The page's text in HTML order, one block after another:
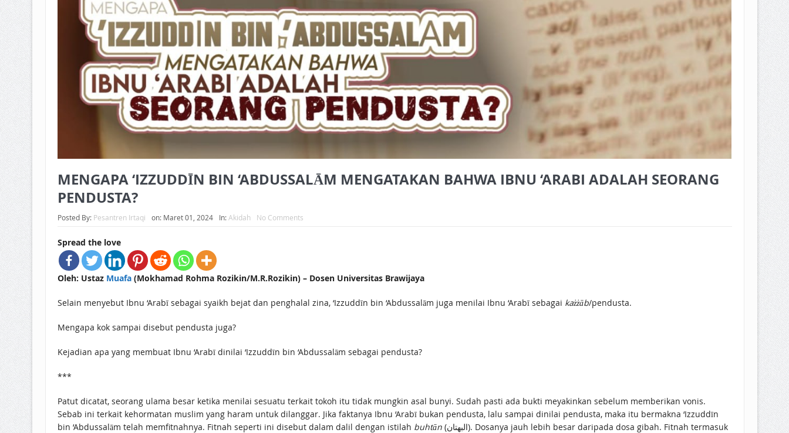
MENGAPA ‘IZZUDDĪN BIN ‘ABDUSSALĀM MENGATAKAN BAHWA IBNU ‘ARABI ADALAH SEORANG
PENDUSTA?
Posted By: Pesantren Irtaqi on: Maret 01, 2024 In:Akidah No Comments
Spread the love
Oleh: Ustaz Muafa(Mokhamad Rohma Rozikin/M.R.Rozikin) – Dosen Universitas Brawijaya
Selain menyebut Ibnu ‘Arabī sebagai syaikh bejat dan penghalal zina, ‘Izzuddīn bin ‘Abdussalām juga menilai Ibnu ‘Arabī sebagai każżāb/pendusta.
Mengapa kok sampai disebut pendusta juga?
Kejadian apa yang membuat Ibnu ‘Arabī dinilai ‘Izzuddīn bin ‘Abdussalām sebagai pendusta?
***
Patut dicatat, seorang ulama besar ketika menilai sesuatu terkait tokoh itu tidak mungkin asal bunyi. Sudah pasti ada bukti meyakinkan sebelum memberikan vonis.
Sebab ini terkait kehormatan muslim yang haram untuk dilanggar. Jika faktanya Ibnu ‘Arabī bukan pendusta, lalu sampai dinilai pendusta, maka itu bermakna ‘Izzuddīn
bin ‘Abdussalām telah memfitnahnya. Fitnah seperti ini disebut dalam dalil dengan istilah buhtān
(البهتان). Dosanya jauh lebih besar daripada dosa gibah. Fitnah termasuk